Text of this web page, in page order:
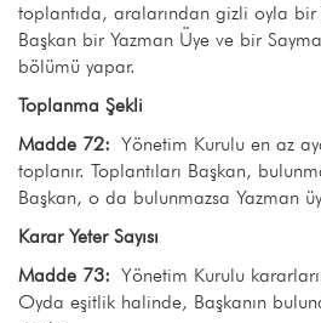
toplantıda, aralarından gizli oyla
Başkan bir Yazman Üye ve bir
bölümü yapar.
Toplanma Şekli
Madde 72: Yönetim Kurulu en az
toplanır. Toplantıları Başkan,
Başkan, o da bulunmazsa Yazman
Karar Yeter Sayısı
Madde 73: Yönetim Kurulu
Oyda eşitlik halinde, Başkanın